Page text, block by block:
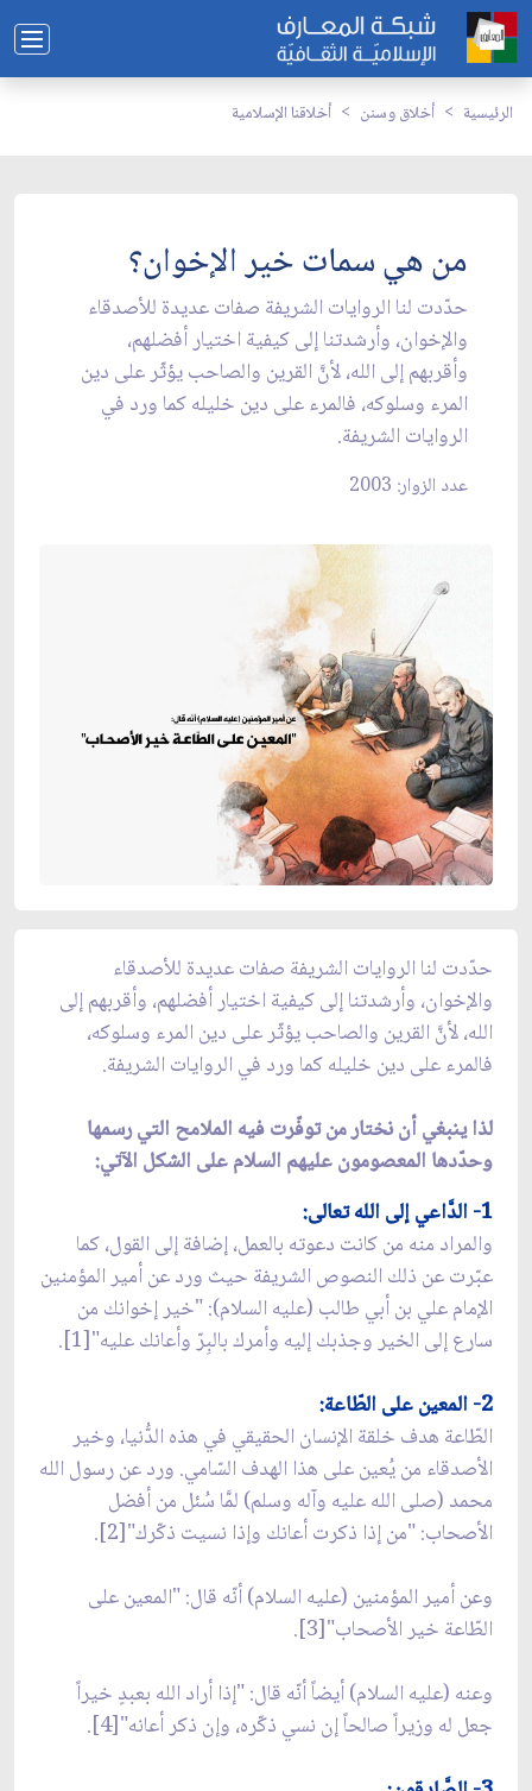
الرئيسية أخلاق وسنن أخلاقنا الإسلامية
من هي سمات خير الإخوان؟
حدّدت لنا الروايات الشريفة صفات عديدة للأصدقاء
والإخوان، وأرشدتنا إلى كيفية اختيار أفضلهم،
وأقربهم إلى الله، لأنَّ القرين والصاحب يؤثّر على دين
المرء وسلوكه، فالمرء على دين خليله كما ورد في
الروايات الشريفة.
عدد الزوار: 2003
حدّدت لنا الروايات الشريفة صفات عديدة للأصدقاء
والإخوان، وأرشدتنا إلى كيفية اختيار أفضلهم، وأقربهم إلى
الله، لأنَّ القرين والصاحب يؤثّر على دين المرء وسلوكه،
فالمرء على دين خليله كما ورد في الروايات الشريفة.
لذا ينبغي أن نختار من توفّرت فيه الملامح التي رسمها
وحدّدها المعصومون عليهم السلام على الشكل الآتي:
1- الدَّاعي إلى الله تعالى:
والمراد منه من كانت دعوته بالعمل، إضافة إلى القول، كما
عبّرت عن ذلك النصوص الشريفة حيث ورد عن أمير المؤمنين
الإمام علي بن أبي طالب‏ (عليه السلام): "خير إخوانك من
سارع إلى الخير وجذبك إليه وأمرك بالبِرّ وأعانك عليه"[1].
2- المعين على الطّاعة:
الطّاعة هدف خلقة الإنسان الحقيقي في هذه الدُّنيا، وخير
الأصدقاء من يُعين على هذا الهدف السّامي. ورد عن رسول الله
محمد (صلى الله عليه وآله وسلم) لمَّا سُئل من أفضل
الأصحاب: "من إذا ذكرت أعانك وإذا نسيت ذكّرك"[2].
وعن أمير المؤمنين (عليه السلام) أنّه قال: "المعين على
الطّاعة خير الأصحاب"[3].
وعنه (عليه السلام) أيضاً أنّه قال: "إذا أراد الله بعبدٍ خيراً
جعل له وزيراً صالحاً إن نسي ذكّره، وإن ذكر أعانه"[4].